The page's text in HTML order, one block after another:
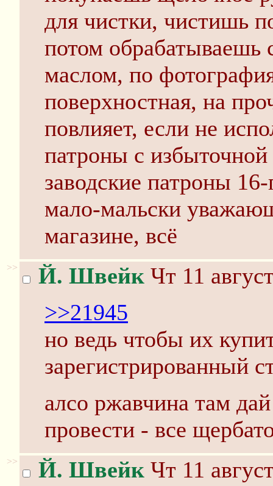
для чистки, чистишь
потом обрабатываешь
маслом, по
поверхностная, на
повлияет, если не
патроны с избыточной
заводские патроны
мало-мальски
магазине, всё
>> Й. Швейк Чт 11
>>21945
но ведь чтобы их
зарегистрированный
алсо ржавчина там
провести - все
>> Й. Швейк Чт 11